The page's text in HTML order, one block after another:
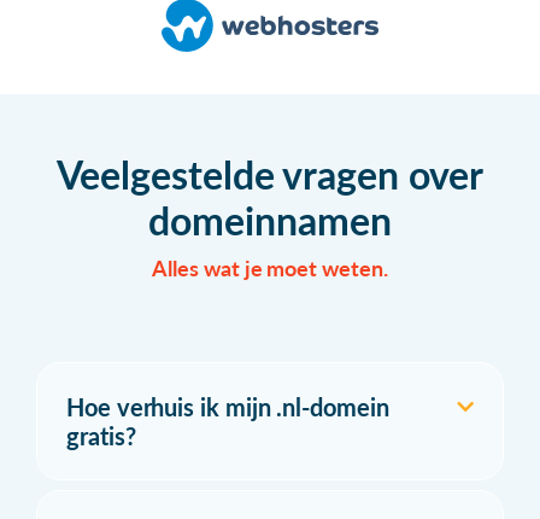
Veelgestelde vragen over
domeinnamen
Alles wat je moet weten.
Hoe verhuis ik mijn .nl-domein
gratis?